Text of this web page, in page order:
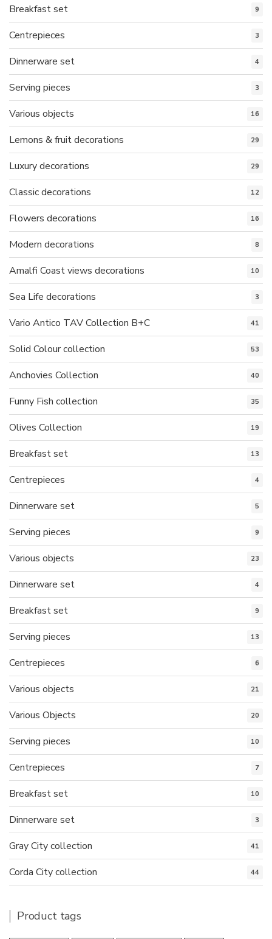
Breakfast set 9
Centrepieces 3
Dinnerware set 4
Serving pieces 3
Various objects 16
Lemons & fruit decorations 29
Luxury decorations 29
Classic decorations 12
Flowers decorations 16
Modern decorations 8
Amalfi Coast views decorations 10
Sea Life decorations 3
Vario Antico TAV Collection B+C 41
Solid Colour collection 53
Anchovies Collection 40
Funny Fish collection 35
Olives Collection 19
Breakfast set 13
Centrepieces 4
Dinnerware set 5
Serving pieces 9
Various objects 23
Dinnerware set 4
Breakfast set 9
Serving pieces 13
Centrepieces 6
Various objects 21
Various Objects 20
Serving pieces 10
Centrepieces 7
Breakfast set 10
Dinnerware set 3
Gray City collection 41
Corda City collection 44
Product tags